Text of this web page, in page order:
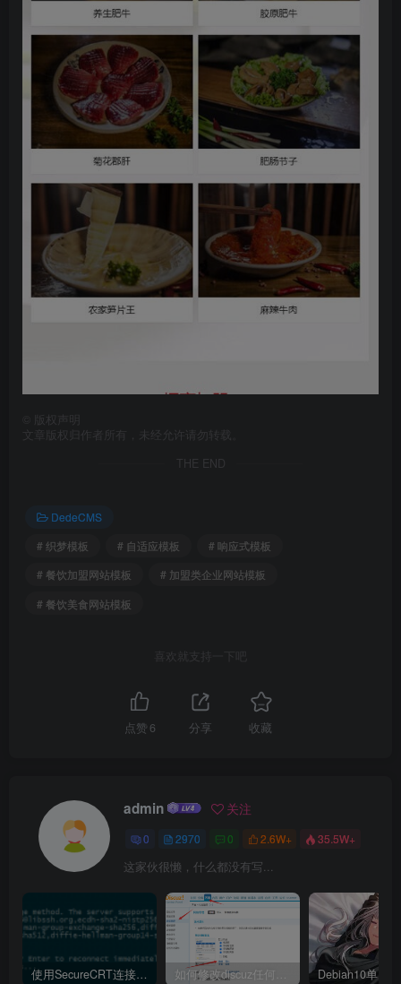
版权声明
文章版权归作者所有，未经允许请勿转载。
THE END
DedeCMS
# 织梦模板
# 自适应模板
# 响应式模板
# 餐饮加盟网站模板
# 加盟类企业网站模板
# 餐饮美食网站模板
喜欢就支持一下吧
点赞 6 分享 收藏
admin 关注
0 2970 0 2.6W+ 35.5W+
这家伙很懒，什么都没有写...
使用SecureCRT连接Ubuntu20.04报错：Key exchange failed. No compatible key exchange method. 如何修改discuz任何模板的编辑器默认字体类型和默认字体大小